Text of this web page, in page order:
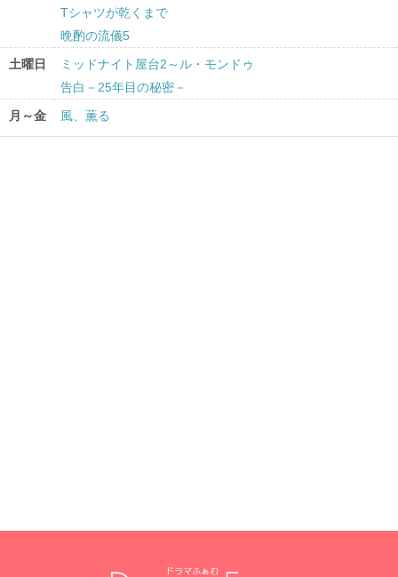
Tシャツが乾くまで
晩酌の流儀5
土曜日
ミッドナイト屋台2～ル・モンドゥ
告白－25年目の秘密－
月～金
風、薫る